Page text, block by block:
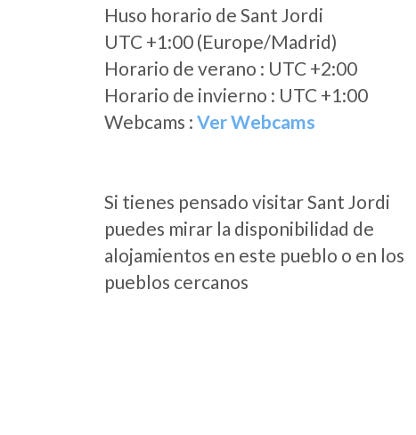
Huso horario de Sant Jordi
UTC +1:00 (Europe/Madrid)
Horario de verano : UTC +2:00
Horario de invierno : UTC +1:00
Webcams : Ver Webcams
Si tienes pensado visitar Sant Jordi
puedes mirar la disponibilidad de
alojamientos en este pueblo o en los
pueblos cercanos